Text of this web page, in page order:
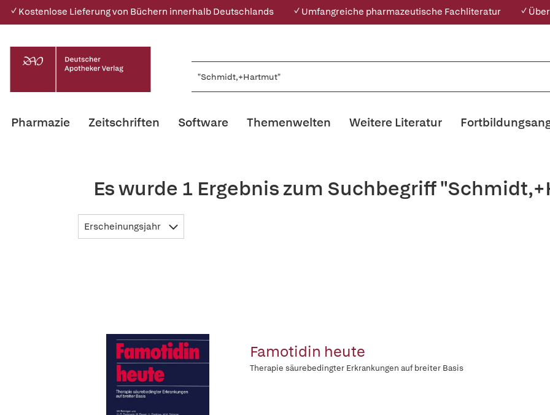
✓ Kostenlose Lieferung von Büchern innerhalb Deutschlands ✓ Umfangreiche pharmazeutische Fachliteratur ✓
Pharmazie Zeitschriften Software Themenwelten Weitere Literatur
Es wurde 1 Ergebnis zum Suchbegriff
Erscheinungsjahr
Famotidin heute
Therapie säurebedingter Erkrankungen auf breiter Basis